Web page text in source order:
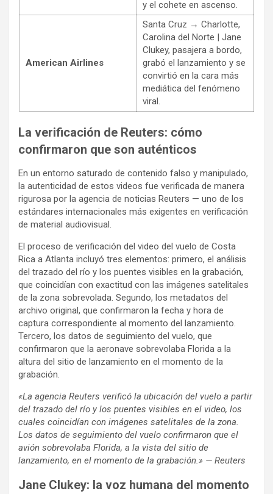
y el cohete en ascenso.
American Airlines
Santa Cruz → Charlotte,
Carolina del Norte | Jane
Clukey, pasajera a bordo,
grabó el lanzamiento y se
convirtió en la cara más
mediática del fenómeno
viral.
La verificación de Reuters: cómo
confirmaron que son auténticos
En un entorno saturado de contenido falso y manipulado,
la autenticidad de estos videos fue verificada de manera
rigurosa por la agencia de noticias Reuters — uno de los
estándares internacionales más exigentes en verificación
de material audiovisual.
El proceso de verificación del video del vuelo de Costa
Rica a Atlanta incluyó tres elementos: primero, el análisis
del trazado del río y los puentes visibles en la grabación,
que coincidían con exactitud con las imágenes satelitales
de la zona sobrevolada. Segundo, los metadatos del
archivo original, que confirmaron la fecha y hora de
captura correspondiente al momento del lanzamiento.
Tercero, los datos de seguimiento del vuelo, que
confirmaron que la aeronave sobrevolaba Florida a la
altura del sitio de lanzamiento en el momento de la
grabación.
«La agencia Reuters verificó la ubicación del vuelo a partir
del trazado del río y los puentes visibles en el video, los
cuales coincidían con imágenes satelitales de la zona.
Los datos de seguimiento del vuelo confirmaron que el
avión sobrevolaba Florida, a la vista del sitio de
lanzamiento, en el momento de la grabación.» — Reuters
Jane Clukey: la voz humana del momento